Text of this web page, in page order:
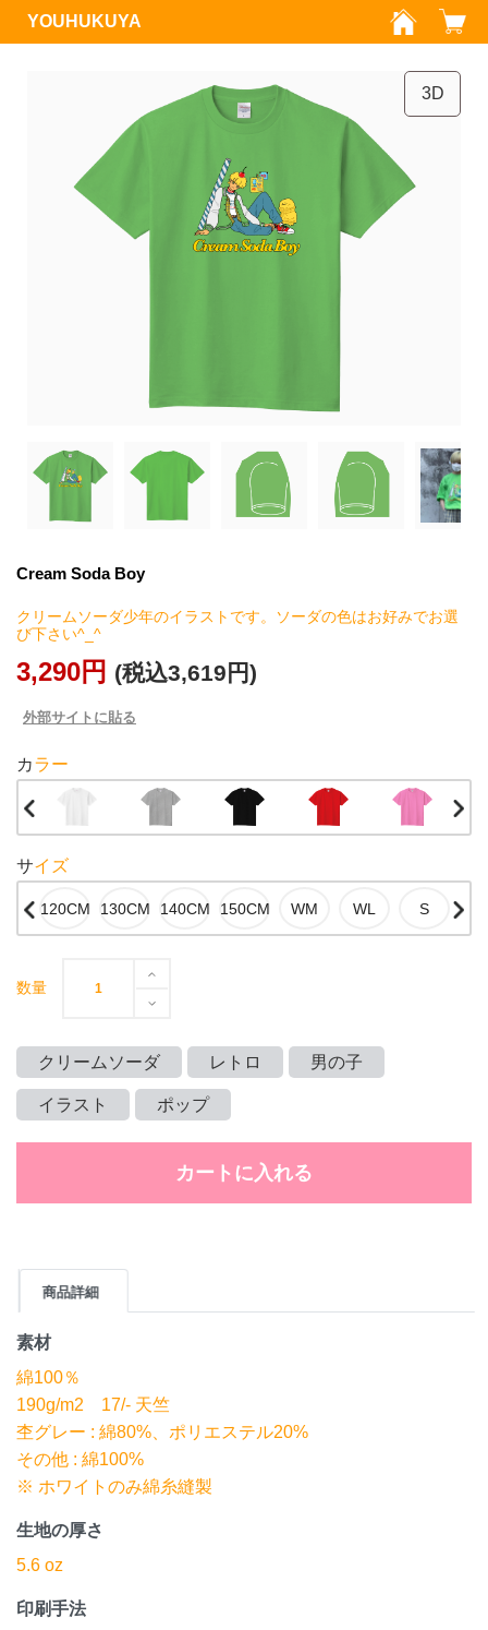
YOUHUKUYA
3D
Cream Soda Boy
クリームソーダ少年のイラストです。ソーダの色はお好みでお選
び下さい^_^
3,290円 (税込3,619円)
外部サイトに貼る
カラー
サイズ
数量
クリームソーダ レトロ 男の子
イラスト ポップ
カートに入れる
商品詳細
素材
綿100％
190g/m2 17/- 天竺
杢グレー : 綿80%、ポリエステル20%
その他 : 綿100%
※ ホワイトのみ綿糸縫製
生地の厚さ
5.6 oz
印刷手法